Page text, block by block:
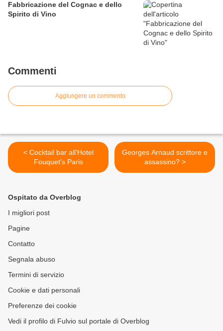
Fabbricazione del Cognac e dello
Spirito di Vino
Commenti
Aggiungere un commento
< Cocktail bar all'Hotel
Fouquet's Paris
Georges Arnaud scrittore e
assassino? >
Ospitato da Overblog
I migliori post
Pagine
Contatto
Segnala abuso
Termini di servizio
Cookie e dati personali
Preferenze dei cookie
Vedi il profilo di Fulvio sul portale di Overblog